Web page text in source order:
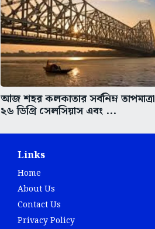
আজ শহর কলকাতার সর্বনিম্ন তাপমাত্রা
২৬ ডিগ্রি সেলসিয়াস এবং ...
Links
Home
About Us
Contact Us
Privacy Policy